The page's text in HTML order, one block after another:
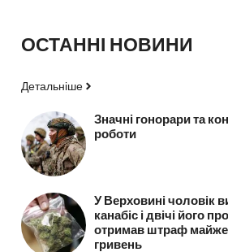
ОСТАННІ НОВИНИ
Детальніше
Значні гонорари та
роботи
У Верховині чоловік
канабіс і двічі його
отримав штраф майже
гривень